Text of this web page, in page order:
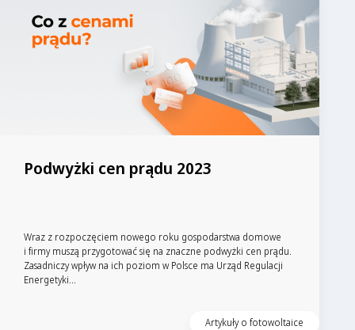
Podwyżki cen prądu 2023
Wraz z rozpoczęciem nowego roku gospodarstwa domowe
i firmy muszą przygotować się na znaczne podwyżki cen prądu.
Zasadniczy wpływ na ich poziom w Polsce ma Urząd Regulacji
Energetyki...
Artykuły o fotowoltaice